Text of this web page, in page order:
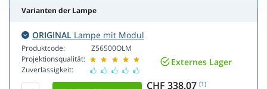
Varianten der Lampe
ORIGINAL Lampe mit Modul
Produktcode:
Projektionsqualität:
Zuverlässigkeit:
Z56500OLM
Externes Lager
CHF 338.07 [1]